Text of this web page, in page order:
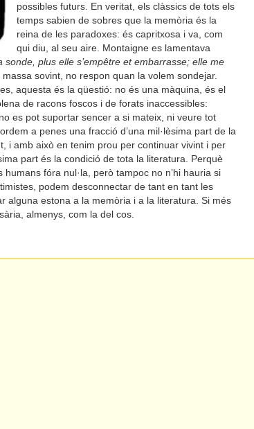
possibles futurs. En veritat, els clàssics de tots els
temps sabien de sobres que la memòria és la
reina de les paradoxes: és capritxosa i va, com
qui diu, al seu aire. Montaigne es lamentava
sonde, plus elle s’empêtre et embarrasse; elle me
massa sovint, no respon quan la volem sondejar.
aquesta és la qüestió: no és una màquina, és el
de racons foscos i de forats inaccessibles:
es pot suportar sencer a si mateix, ni veure tot
a penes una fracció d’una mil·lèsima part de la
i amb això en tenim prou per continuar vivint i per
part és la condició de tota la literatura. Perquè
fóra nul·la, però tampoc no n’hi hauria si
podem desconnectar de tant en tant les
alguna estona a la memòria i a la literatura. Si més
almenys, com la del cos.